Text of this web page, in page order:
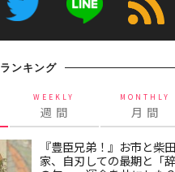
ランキング
WEEKLY
週 間
MONTHLY
月 間
『豊臣兄弟！』お市と柴
家、自刃しての最期と「